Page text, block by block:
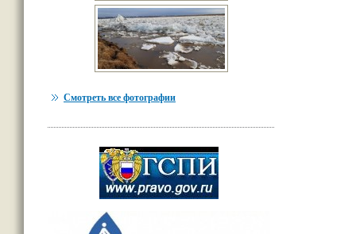
Смотреть все фотографии